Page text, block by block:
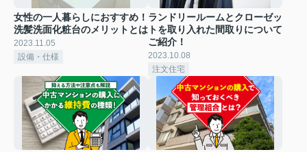
女性の一人暮らしにおすすめ！
洗髪洗面化粧台のメリットとは
2023.11.05
設備・仕様
ランドリールームとクローゼッ
トを取り入れた間取りについて
ご紹介！
2023.10.08
注文住宅